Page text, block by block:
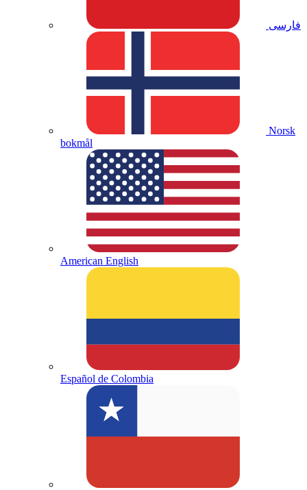
فارسی
Norsk
bokmål
American English
Español de Colombia